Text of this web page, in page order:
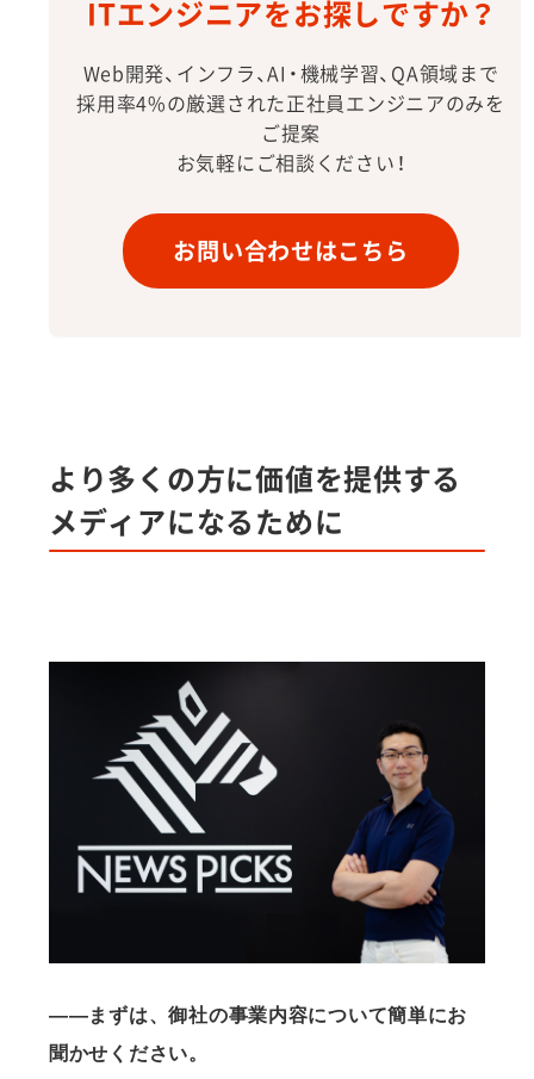
ITエンジニアをお探しですか？
Web開発、インフラ、AI・機械学習、QA領域まで
採用率4%の厳選された正社員エンジニアのみを
ご提案
お気軽にご相談ください！
お問い合わせはこちら
より多くの方に価値を提供する
メディアになるために
——まずは、御社の事業内容について簡単にお
聞かせください。